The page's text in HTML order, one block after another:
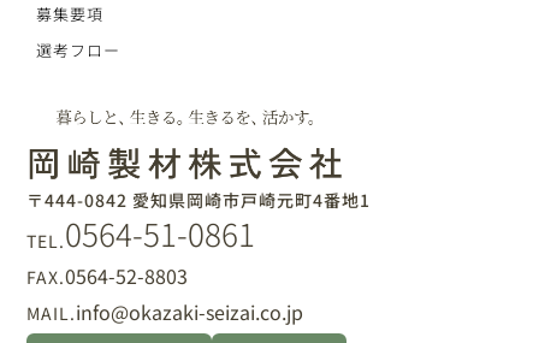
募集要項
選考フロー
〒444-0842 愛知県岡崎市戸崎元町4番地1
TEL.0564-51-0861
FAX.0564-52-8803
MAIL.info@okazaki-seizai.co.jp